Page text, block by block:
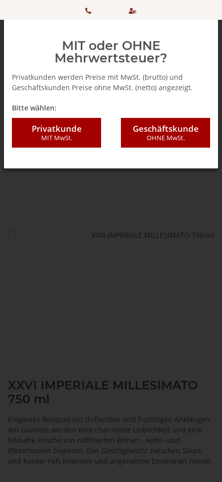
+ 49
506 98
einkaufen
SSL
XXVI IMPERIALE MILLESIMATO
750 ml
Elegantes Bouquet mit duftenden und fruchtigen Anklängen.
Am Gaumen werden eine charmante Lieblichkeit und eine
lebhafte Frische von raffinierten Birnen-, Apfel- und
Pfirsichnoten begleitet. Das Gleichgewicht zwischen Säure
und Körper ruft intensive und angenehme Emotionen hervor.
MIT oder OHNE
Mehrwertsteuer?
Privatkunden werden Preise mit MwSt. (brutto) und
Geschäftskunden Preise ohne MwSt. (netto) angezeigt.
Bitte wählen:
Privatkunde
MIT MwSt.
Geschäftskunde
OHNE MwSt.